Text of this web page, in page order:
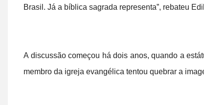
Brasil. Já a bíblica sagrada representa”, rebateu
A discussão começou há dois anos, quando a
membro da igreja evangélica tentou quebrar a